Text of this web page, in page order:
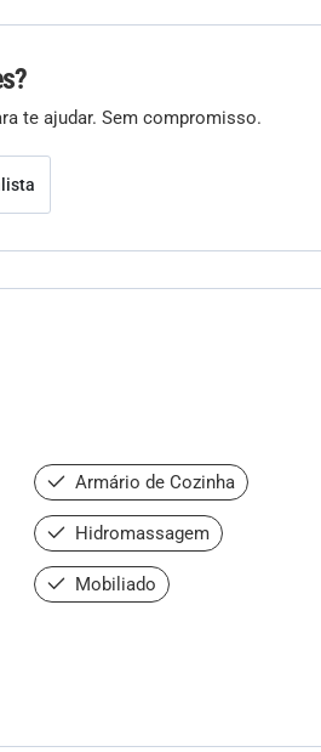
te ajudar. Sem compromisso.
Armário de Cozinha
Hidromassagem
Mobiliado